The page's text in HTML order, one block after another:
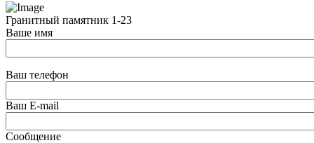
Гранитный памятник 1-23
Ваше имя
Ваш телефон
Ваш E-mail
Сообщение